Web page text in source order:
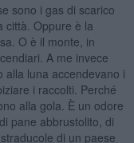
sono i gas di scarico
città. Oppure è la
O è il monte, in
A me invece
alla luna accendevano i
i raccolti. Perché
alla gola. È un odore
pane abbrustolito, di
di un paese